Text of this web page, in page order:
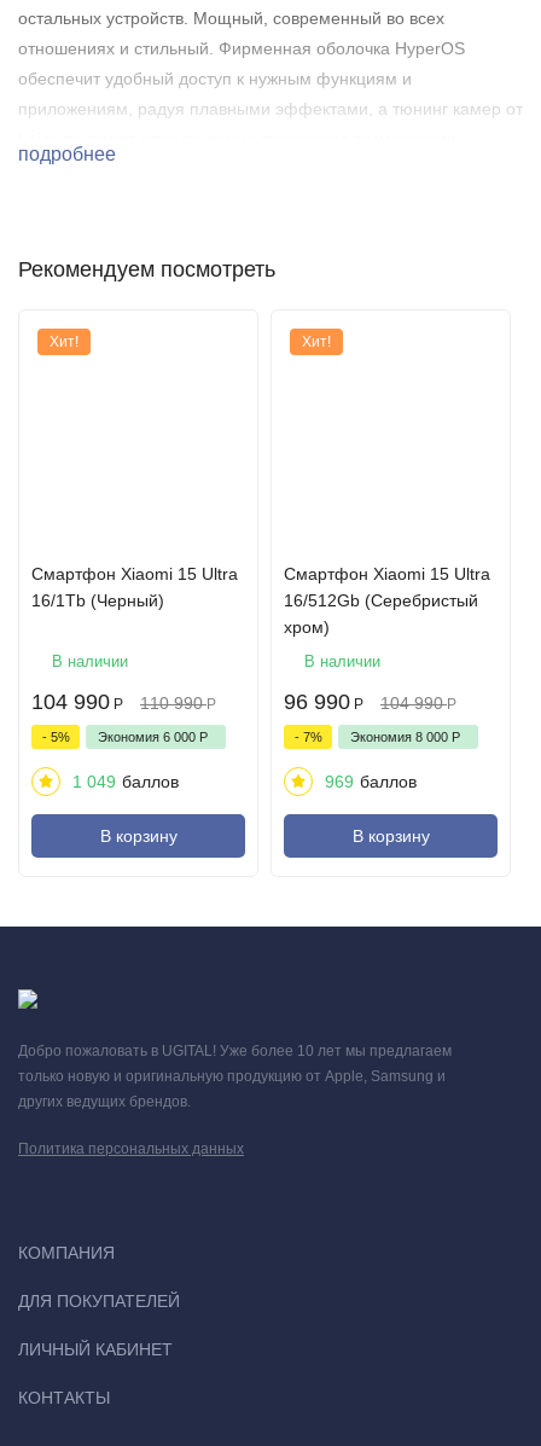
остальных устройств. Мощный, современный во всех
отношениях и стильный. Фирменная оболочка HyperOS
обеспечит удобный доступ к нужным функциям и
приложениям, радуя плавными эффектами, а тюнинг камер от
подробнее
Рекомендуем посмотреть
Хит!
Смартфон Xiaomi 15 Ultra
16/1Tb (Черный)
В наличии
104 990 Р 110 990 Р
- 5% Экономия 6 000 Р
1 049 баллов
В корзину
Хит!
Смартфон Xiaomi 15 Ultra
16/512Gb (Серебристый
хром)
В наличии
96 990 Р 104 990 Р
- 7% Экономия 8 000 Р
969 баллов
В корзину
Добро пожаловать в UGITAL! Уже более 10 лет мы предлагаем
только новую и оригинальную продукцию от Apple, Samsung и
других ведущих брендов.
Политика персональных данных
КОМПАНИЯ
ДЛЯ ПОКУПАТЕЛЕЙ
ЛИЧНЫЙ КАБИНЕТ
КОНТАКТЫ